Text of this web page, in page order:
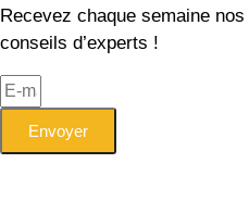
Recevez chaque semaine
conseils d’experts !
Envoyer